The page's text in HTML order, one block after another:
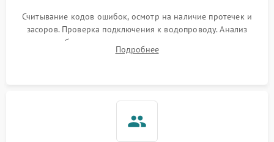
Считывание кодов ошибок, осмотр на наличие протечек и
засоров. Проверка подключения к водопроводу. Анализ
жалоб на отсутствие слива, нагрева, вращения
разбрызгивателей или срабатывание системы защиты
Подробнее